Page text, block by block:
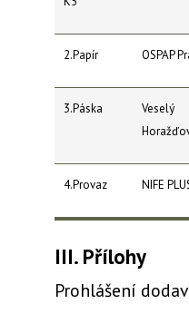
2.Papír OSPAP
3.Páska
Veselý
4.Provaz NIFE
III. Přílohy
Prohlášení